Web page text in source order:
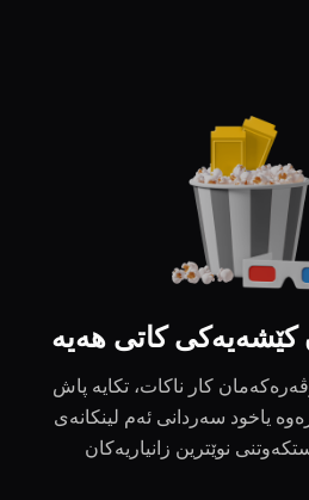
کاتی هەیە
کار ناکات، تکایە پاش
یاخود سەردانی ئەم لینکانەی
نوێترین زانیاریەکان